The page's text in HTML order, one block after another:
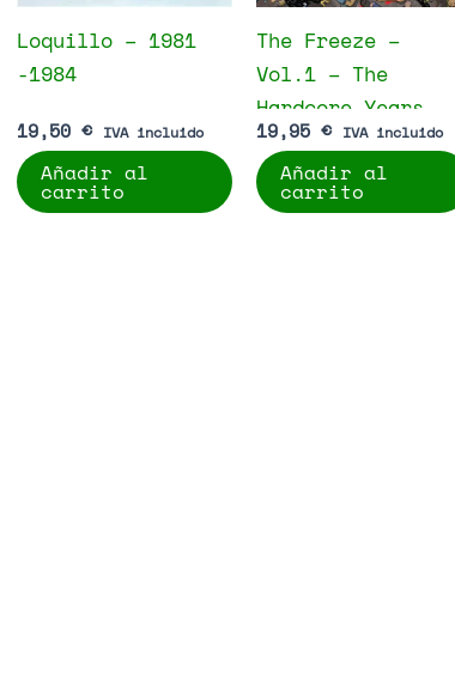
Loquillo – 1981
-1984
19,50 € IVA incluido
Añadir al
carrito
The Freeze –
Vol.1 – The
Hardcore Years
19,95 € IVA incluido
Añadir al
carrito